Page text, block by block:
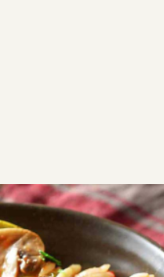
και